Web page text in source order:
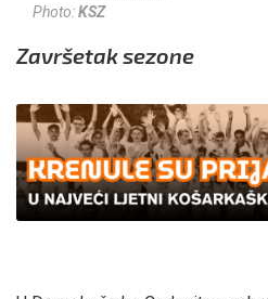
Photo:KSZ
Završetak sezone